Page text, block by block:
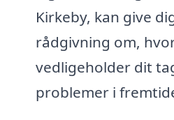
Kirkeby, kan give
rådgivning om,
vedligeholder dit
problemer i